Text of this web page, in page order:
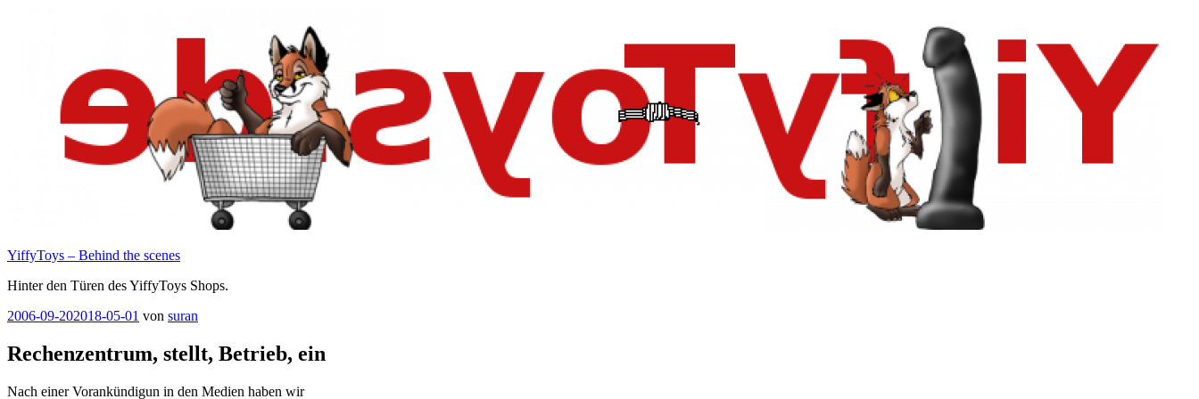
YiffyToys – Behind the scenes
Hinter den Türen des YiffyToys Shops.
Veröffentlicht
2006-09-202018-05-01 von suran
Rechenzentrum, stellt, Betrieb, ein
Nach einer Vorankündigun in den Medien haben wir